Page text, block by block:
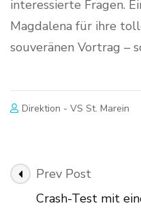
interessierte Fragen.
Magdalena für ihre
souveränen Vortrag –
Direktion - VS St. Marein
Post
Navigation
Prev Post
Crash-Test mit